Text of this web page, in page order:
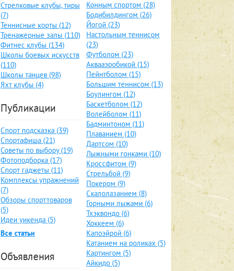
Стрелковые клубы, тиры
(7)
Теннисные корты (12)
Тренажерные залы (110)
Фитнес клубы (134)
Школы боевых искусств
(110)
Школы танцев (98)
Яхт клубы (4)
Публикации
Спорт подсказка (39)
Спортафиша (21)
Советы по выбору (19)
Фотоподборка (17)
Спорт гаджеты (11)
Комплексы упражнений
(7)
Обзоры спорттоваров
(5)
Идеи уикенда (5)
Все статьи
Объявления
Конным спортом (28)
Бодибилдингом (26)
Йогой (23)
Настольным теннисом
(23)
Футболом (23)
Аквааэробикой (15)
Пейнтболом (15)
Большим теннисом (13)
Боулингом (12)
Баскетболом (12)
Волейболом (11)
Бадминтоном (11)
Плаванием (10)
Дартсом (10)
Лыжными гонками (10)
Кроссфитом (9)
Стрельбой (9)
Покером (9)
Скалолазанием (8)
Горными лыжами (6)
Тхэквондо (6)
Хоккеем (6)
Капоэйрой (6)
Катанием на роликах (5)
Картингом (5)
Айкидо (5)